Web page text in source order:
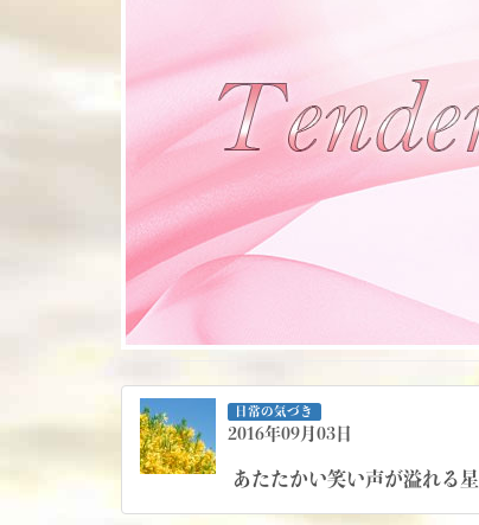
日常の気づき
2016年09月03日
あたたかい笑い声が溢れる星